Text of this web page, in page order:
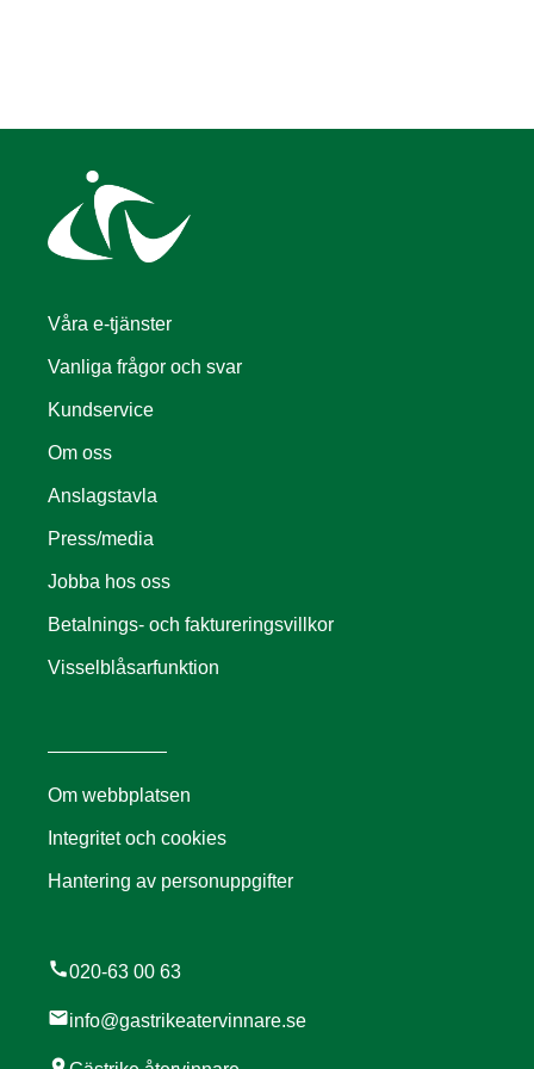
Våra e-tjänster
Vanliga frågor och svar
Kundservice
Om oss
Anslagstavla
Press/media
Jobba hos oss
Betalnings- och faktureringsvillkor
Visselblåsarfunktion
Om webbplatsen
Integritet och cookies
Hantering av personuppgifter
call020-63 00 63
mailinfo@gastrikeatervinnare.se